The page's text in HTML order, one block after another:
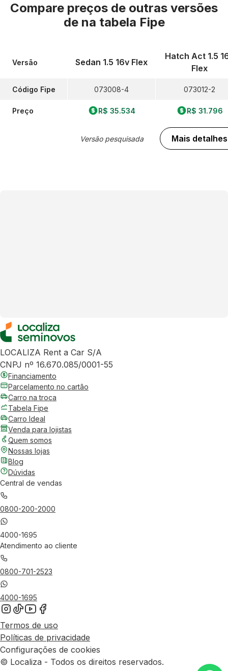
Compare preços de outras versões
de na tabela Fipe
Versão
Código Fipe
Preço
Sedan 1.5 16v Flex
073008-4
R$ 35.534
Versão pesquisada
Hatch Act 1.5
Flex
073012-2
R$ 31.796
Mais detalhes
LOCALIZA Rent a Car S/A
CNPJ nº 16.670.085/0001-55
Financiamento
Parcelamento no cartão
Carro na troca
Tabela Fipe
Carro Ideal
Venda para lojistas
Quem somos
Nossas lojas
Blog
Dúvidas
Central de vendas
0800-200-2000
4000-1695
Atendimento ao cliente
0800-701-2523
4000-1695
Termos de uso
Políticas de privacidade
Configurações de cookies
© Localiza - Todos os direitos reservados.